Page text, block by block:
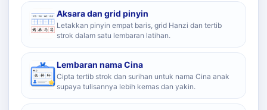
Aksara dan grid pinyin
Letakkan pinyin empat baris, grid Hanzi dan tertib
strok dalam satu lembaran latihan.
Lembaran nama Cina
Cipta tertib strok dan surihan untuk nama Cina anak
supaya tulisannya lebih kemas dan yakin.